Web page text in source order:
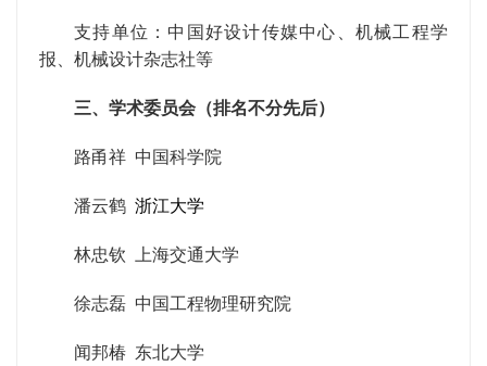
支持单位：中国好设计传媒中心、机械工程学
报、机械设计杂志社等
三、学术委员会（排名不分先后）
路甬祥 中国科学院
潘云鹤 浙江大学
林忠钦 上海交通大学
徐志磊 中国工程物理研究院
闻邦椿 东北大学